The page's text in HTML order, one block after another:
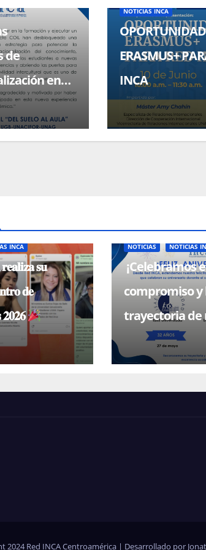
de
en
de COIL.
NOTICIAS INCA
ERASMUS+
INCA
INCA
𝐬𝐮
𝐝𝐞
𝟐𝟎𝟐𝟔
NOTICIAS NOTICIAS
¡Celebramos
compromiso y
trayectoria de
2024 Red INCA Centroamérica | Desarrollado por